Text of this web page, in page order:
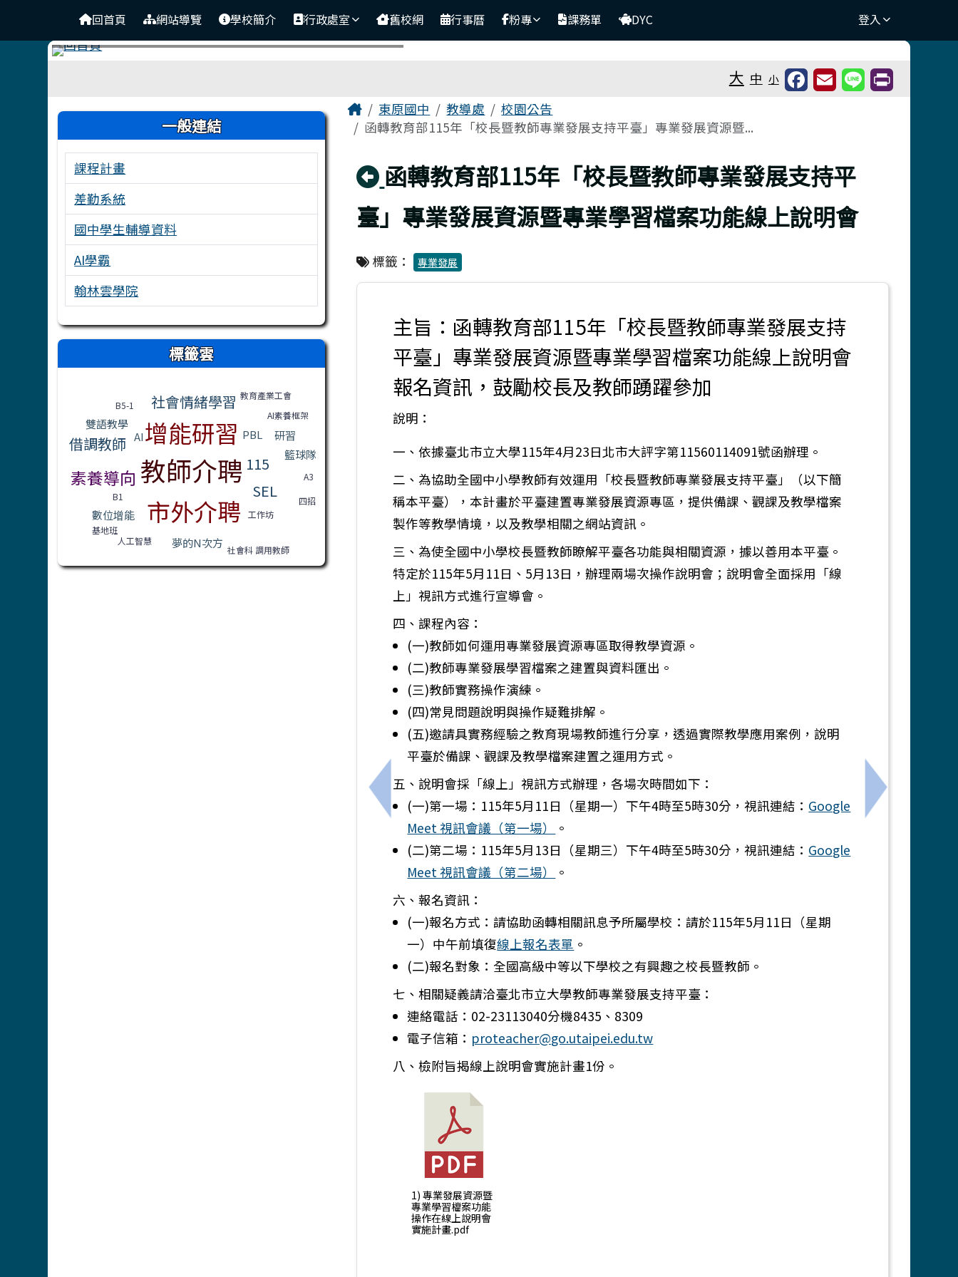
台南市東原國中
回首頁 網站導覽 學校簡介 行政處室 舊校網 行事曆 粉專 課務單 DYC 登入
⏸
大 中 小
左邊區域內容
一般連結
課程計畫
差勤系統
國中學生輔導資料
AI學霸
翰林雲學院
右邊區域內容
標籤雲
B5-1 社會情緒學習 教育產業工會
雙語教學
AI素養框架
AI增能研習
借調教師 PBL
研習
籃球隊
素養導向 教師介聘 115
B1
數位增能 市外介聘
SEL
A3
工作坊
四招
基地班
人工智慧
夢的N次方 社會科 調用教師
主內容區域
Home東原國中 教導處
校園公告
函轉教育部115年「校長暨教師專業發展支持平臺」專業發展資源暨...
回上頁
函轉教育部115年「校長暨教師專業發展支持平
臺」專業發展資源暨專業學習檔案功能線上說明會
標籤： 專業發展
上一筆：中華民國115年4月21日以臺教授國部字第1155400617A號令修正發布「教育部補助國際數
主旨：函轉教育部115年「校長暨教師專業發展支持
平臺」專業發展資源暨專業學習檔案功能線上說明會
報名資訊，鼓勵校長及教師踴躍參加
說明：
一、依據臺北市立大學115年4月23日北市大評字第11560114091號函辦理。
二、為協助全國中小學教師有效運用「校長暨教師專業發展支持平臺」（以下簡
稱本平臺），本計畫於平臺建置專業發展資源專區，提供備課、觀課及教學檔案
製作等教學情境，以及教學相關之網站資訊。
三、為使全國中小學校長暨教師瞭解平臺各功能與相關資源，據以善用本平臺。
特定於115年5月11日、5月13日，辦理兩場次操作說明會；說明會全面採用「線
上」視訊方式進行宣導會。
四、課程內容：
(一)教師如何運用專業發展資源專區取得教學資源。
(二)教師專業發展學習檔案之建置與資料匯出。
(三)教師實務操作演練。
(四)常見問題說明與操作疑難排解。
(五)邀請具實務經驗之教育現場教師進行分享，透過實際教學應用案例，說明
平臺於備課、觀課及教學檔案建置之運用方式。
五、說明會採「線上」視訊方式辦理，各場次時間如下：
(一)第一場：115年5月11日（星期一）下午4時至5時30分，視訊連結： Google
Meet 視訊會議（第一場）
。
(二)第二場：115年5月13日（星期三）下午4時至5時30分，視訊連結： Google
Meet 視訊會議（第二場）
。
六、報名資訊：
(一)報名方式：請協助函轉相關訊息予所屬學校：請於115年5月11日（星期
一）中午前填復線上報名表單 。
(二)報名對象：全國高級中等以下學校之有興趣之校長暨教師。
七、相關疑義請洽臺北市立大學教師專業發展支持平臺：
連絡電話：02-23113040分機8435、8309
電子信箱： proteacher@go.utaipei.edu.tw
八、檢附旨揭線上說明會實施計畫1份。
1) 專業發展資源暨
專業學習檔案功能
操作在線上說明會
實施計畫.pdf
下一筆：有關
頁尾區域